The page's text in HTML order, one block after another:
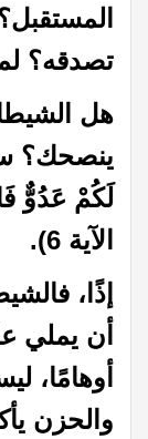
تصدقه؟
هل
ينصحك؟
لَكُمْ عَدُوٌّ
الآية 6).
إذًا،
أن يملي
أوهامًا،
والحزن